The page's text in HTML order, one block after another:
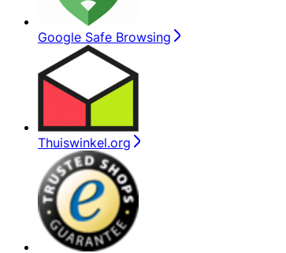
Google Safe Browsing
Thuiswinkel.org